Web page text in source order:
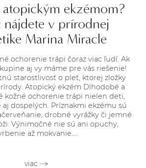
atopickým ekzémom?
nájdete v prírodnej
Marina Miracle
ochorenie trápi čoraz viac ľudí. Ak
aj vy máme pre vás riešenie!
starostlivosť o pleť, ktorej zložky
Atopický ekzém Dlhodobé a
kožné ochorenie trápi nielen deti,
dospelých. Príznakmi ekzému sú
drobné vyrážky či jemné
Výnimočné nie sú ani opuchy,
až mokvanie....
viac